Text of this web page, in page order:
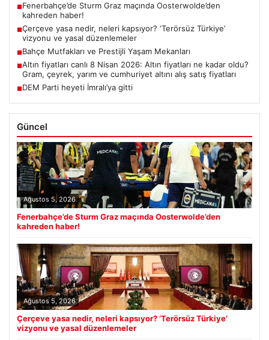
■Fenerbahçe’de Sturm Graz maçında Oosterwolde’den
kahreden haber!
■Çerçeve yasa nedir, neleri kapsıyor? ‘Terörsüz Türkiye’
vizyonu ve yasal düzenlemeler
■Bahçe Mutfakları ve Prestijli Yaşam Mekanları
■Altın fiyatları canlı 8 Nisan 2026: Altın fiyatları ne kadar oldu?
Gram, çeyrek, yarım ve cumhuriyet altını alış satış fiyatları
■DEM Parti heyeti İmralı’ya gitti
Güncel
Ağustos 5, 2026
Fenerbahçe’de Sturm Graz maçında Oosterwolde’den
kahreden haber!
Ağustos 5, 2026
Çerçeve yasa nedir, neleri kapsıyor? ‘Terörsüz Türkiye’
vizyonu ve yasal düzenlemeler